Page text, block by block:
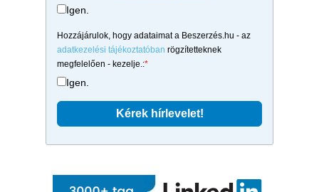
Igen.
Hozzájárulok, hogy adataimat a Beszerzés.hu - az
adatkezelési tájékoztatóban rögzítetteknek
megfelelően - kezelje.:*
Igen.